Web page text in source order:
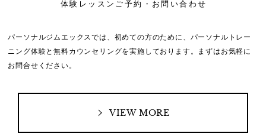
体験レッスンご予約・お問い合わせ
パーソナルジムエックスでは、初めての方のために、 パーソナルトレー
ニング体験と無料カウンセリングを実施しております。
まずはお気軽に
お問合せください。
VIEW MORE